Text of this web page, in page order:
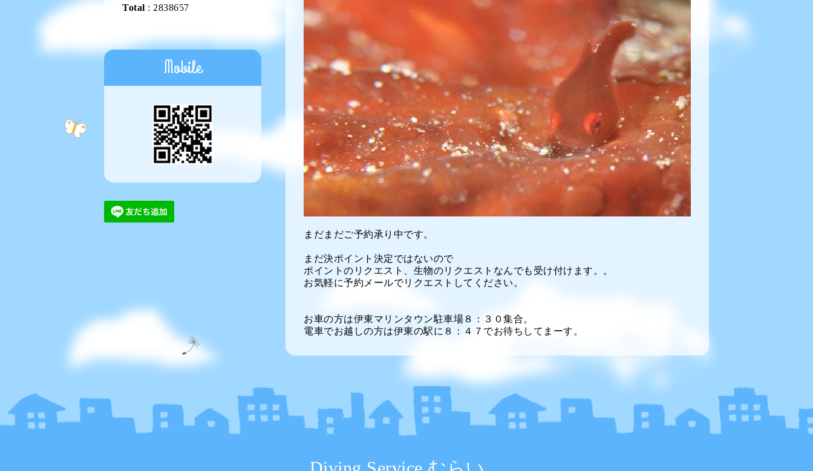
まだまだご予約承り中です。
まだ決ポイント決定ではないので
ポイントのリクエスト、生物のリクエストなんでも受け付けます。。
お気軽に予約メールでリクエストしてください。
お車の方は伊東マリンタウン駐車場８：３０集合。
電車でお越しの方は伊東の駅に８：４７でお待ちしてまーす。
Total : 2838657
Mobile